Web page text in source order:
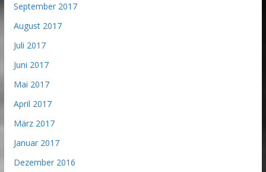
September 2017
August 2017
Juli 2017
Juni 2017
Mai 2017
April 2017
März 2017
Januar 2017
Dezember 2016